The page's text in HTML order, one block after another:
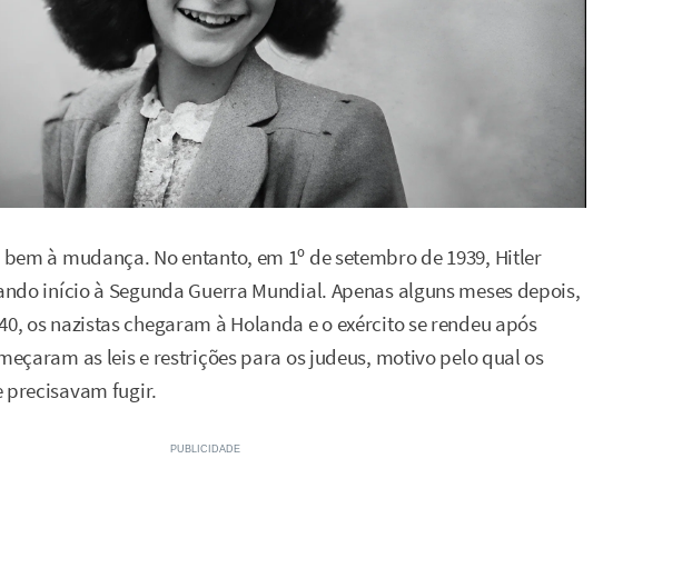
à mudança. No entanto, em 1º de setembro de 1939, Hitler
início à Segunda Guerra Mundial. Apenas alguns meses depois,
os nazistas chegaram à Holanda e o exército se rendeu após
as leis e restrições para os judeus, motivo pelo qual os
precisavam fugir.